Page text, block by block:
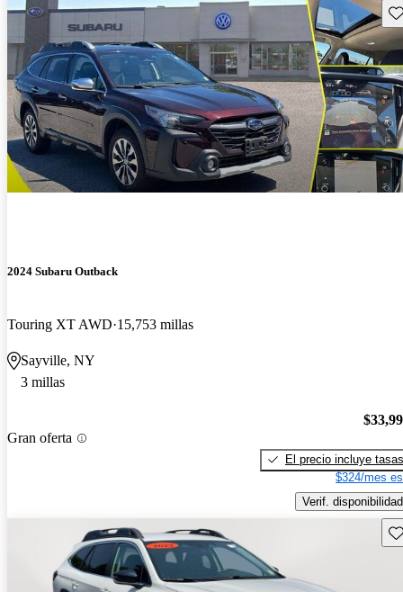
2024 Subaru Outback
Touring XT AWD 15,753 millas
Sayville, NY
3 millas
Gran oferta
El precio incluye tasas
$324/mes
Verif. disponibilidad